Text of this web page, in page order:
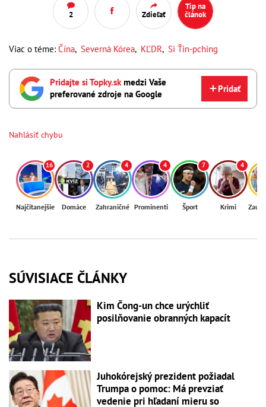
2 Zdieľať
Tip na
článok
Viac o téme: Čína, Severná Kórea, KĽDR, Si Ťin-pching
Pridajte si Topky.skmedzi Vaše
preferované zdroje na Google
Pridať
Nahlásiť chybu
16
Najčítanejšie
2
Domáce
4
Zahraničné
4
Prominenti
7
Šport
4
Krimi
SÚVISIACE ČLÁNKY
Kim Čong-un chce urýchliť
posilňovanie obranných kapacít
Juhokórejský prezident požiadal
Trumpa o pomoc: Má prevziať
vedenie pri hľadaní mieru so